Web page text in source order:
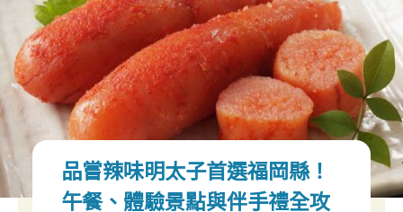
品嘗辣味明太子首選福岡縣！
午餐、體驗景點與伴手禮全攻